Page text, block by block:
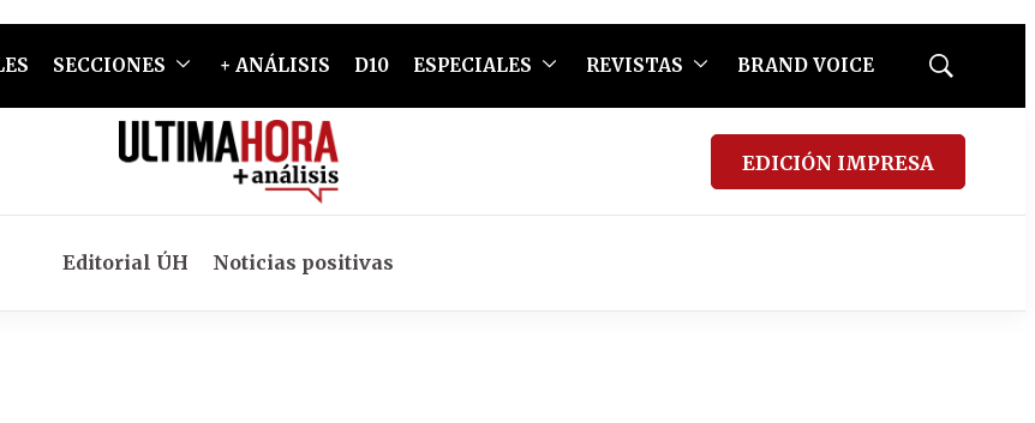
SECCIONES + ANÁLISIS D10 ESPECIALES REVISTAS BRAND VOICE
Mostrar
EDICIÓN IMPRESA
Editorial ÚH Noticias positivas